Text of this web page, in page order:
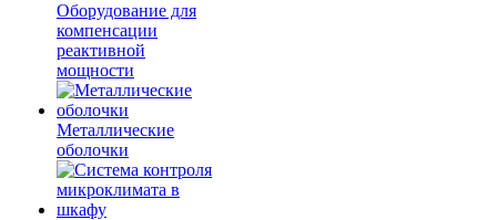
Оборудование для
компенсации
реактивной
мощности
Металлические
оболочки